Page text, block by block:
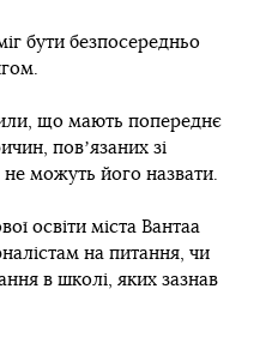
бути безпосередньо
що мають попереднє
повʼязаних зі
можуть його назвати.
освіти міста Вантаа
на питання, чи
в школі, яких зазнав